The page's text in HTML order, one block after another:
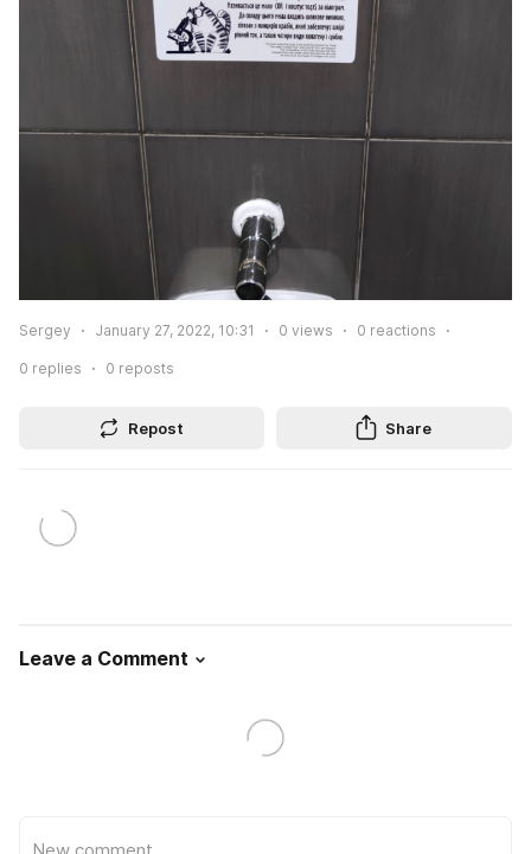
Sergey January 27, 2022, 10:31 0 views 0 reactions
0 replies 0 reposts
Repost Share
Leave a Comment